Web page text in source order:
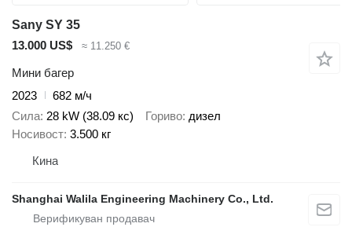
Sany SY 35
13.000 US$
≈ 11.250 €
Мини багер
2023
682 м/ч
Сила 28 kW (38.09 кс) Гориво дизел
Носивост 3.500 кг
Кина
Shanghai Walila Engineering Machinery Co., Ltd.